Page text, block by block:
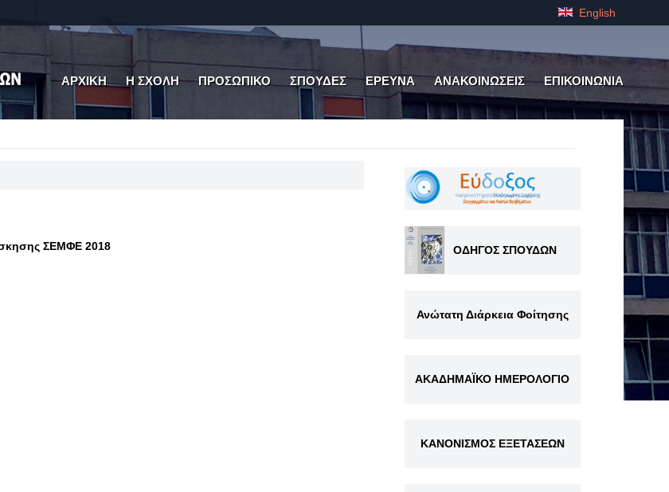
English
ΑΡΧΙΚΗ Η ΣΧΟΛΗ ΠΡΟΣΩΠΙΚΟ ΣΠΟΥΔΕΣ ΕΡΕΥΝΑ ΑΝΑΚΟΙΝΩΣΕΙΣ ΕΠΙΚΟΙΝΩΝΙΑ
ΣΕΜΦΕ 2018 ΟΔΗΓΟΣ ΣΠΟΥΔΩΝ
Ανώτατη Διάρκεια Φοίτησης
ΑΚΑΔΗΜΑΪΚΟ ΗΜΕΡΟΛΟΓΙΟ
ΚΑΝΟΝΙΣΜΟΣ ΕΞΕΤΑΣΕΩΝ